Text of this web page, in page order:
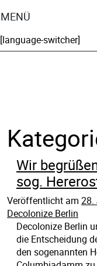
MENÜ
[language-switcher]
Wir
sog.
Veröffentlicht am 28.
Decolonize Berlin
Decolonize Berlin
die Entscheidung
den sogenannten